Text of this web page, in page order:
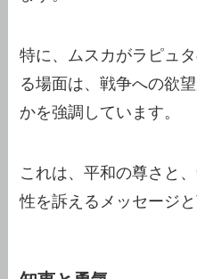
特に、ムスカがラピュ
る場面は、戦争への欲
かを強調しています。
これは、平和の尊さと
性を訴えるメッセージ